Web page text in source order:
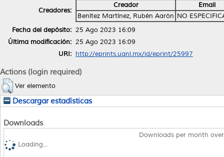
Creadores:
Creador
Email
Benítez Martínez, Rubén Aarón NO
Fecha del depósito: 25 Ago 2023 16:09
Última modificación: 25 Ago 2023 16:09
URI: http://eprints.uanl.mx/id/eprint/25997
Actions (login required)
Ver elemento
Descargar estadísticas
Downloads
Downloads per month
Loading...